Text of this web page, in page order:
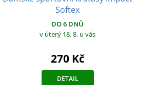
Softex
DO 6 DNŮ
v úterý 18. 8. u vás
270 Kč
DETAIL